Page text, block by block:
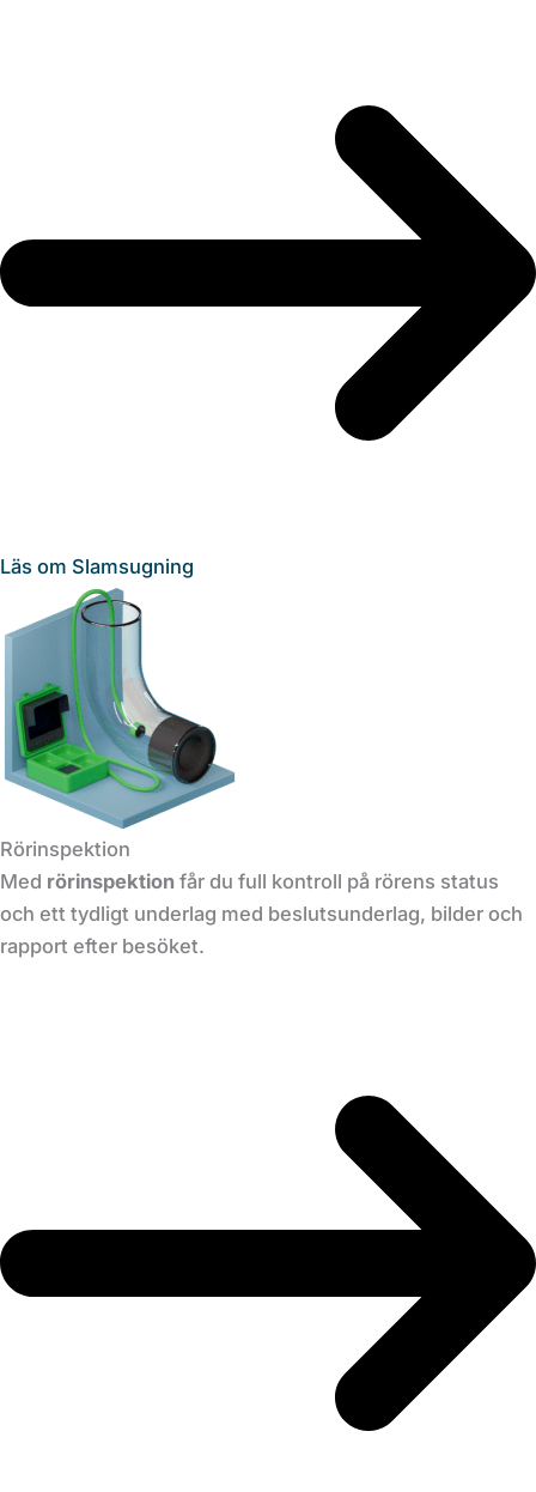
Läs om Slamsugning
Rörinspektion
Med rörinspektion får du full kontroll på rörens status
och ett tydligt underlag med beslutsunderlag, bilder och
rapport efter besöket.